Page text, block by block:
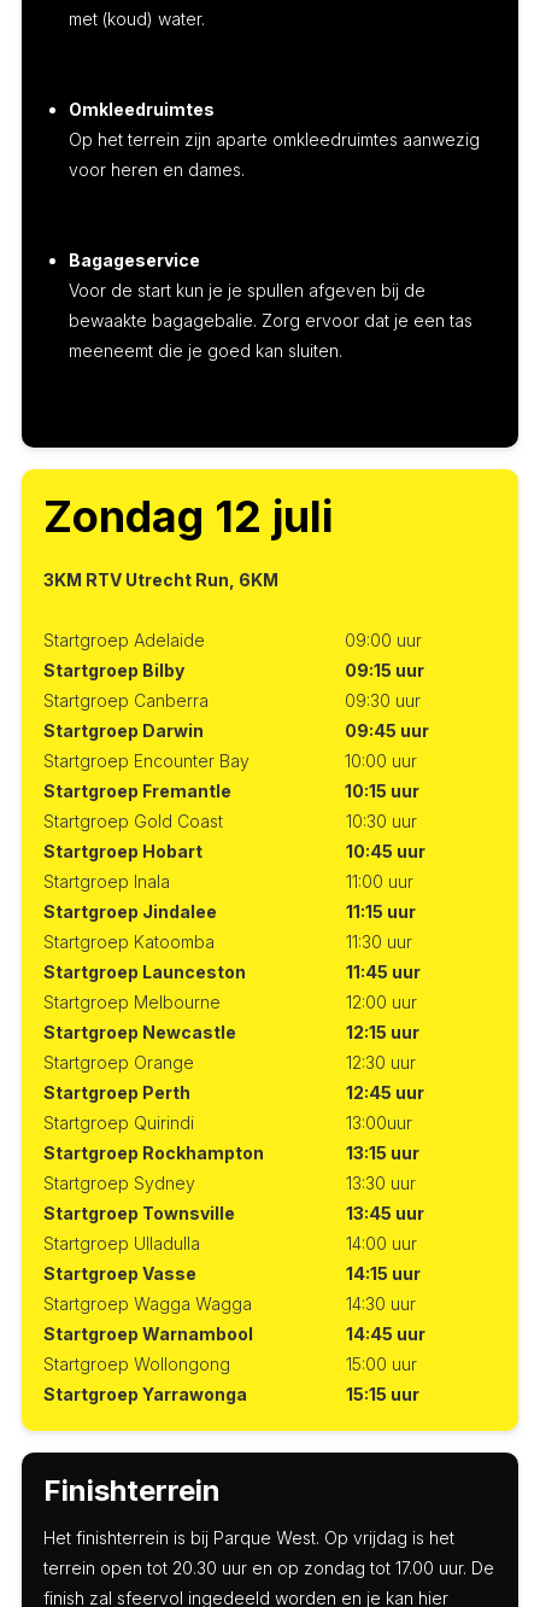
met (koud) water.
Omkleedruimtes
Op het terrein zijn aparte omkleedruimtes aanwezig
voor heren en dames.
Bagageservice
Voor de start kun je je spullen afgeven bij de
bewaakte bagagebalie. Zorg ervoor dat je een tas
meeneemt die je goed kan sluiten.
Zondag 12 juli
3KM RTV Utrecht Run, 6KM
Startgroep Adelaide
09:00 uur
Startgroep Bilby
09:15 uur
Startgroep Canberra
09:30 uur
Startgroep Darwin
09:45 uur
Startgroep Encounter Bay
10:00 uur
Startgroep Fremantle
10:15 uur
Startgroep Gold Coast
10:30 uur
Startgroep Hobart
10:45 uur
Startgroep Inala
11:00 uur
Startgroep Jindalee
11:15 uur
Startgroep Katoomba
11:30 uur
Startgroep Launceston
11:45 uur
Startgroep Melbourne
12:00 uur
Startgroep Newcastle
12:15 uur
Startgroep Orange
12:30 uur
Startgroep Perth
12:45 uur
Startgroep Quirindi
13:00uur
Startgroep Rockhampton
13:15 uur
Startgroep Sydney
13:30 uur
Startgroep Townsville
13:45 uur
Startgroep Ulladulla
14:00 uur
Startgroep Vasse
14:15 uur
Startgroep Wagga Wagga
14:30 uur
Startgroep Warnambool
14:45 uur
Startgroep Wollongong
15:00 uur
Startgroep Yarrawonga
15:15 uur
Finishterrein
Het finishterrein is bij Parque West. Op vrijdag is het
terrein open tot 20.30 uur en op zondag tot 17.00 uur. De
finish zal sfeervol ingedeeld worden en je kan hier